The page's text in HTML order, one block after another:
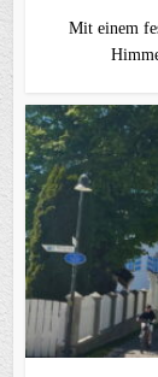
Mit einem